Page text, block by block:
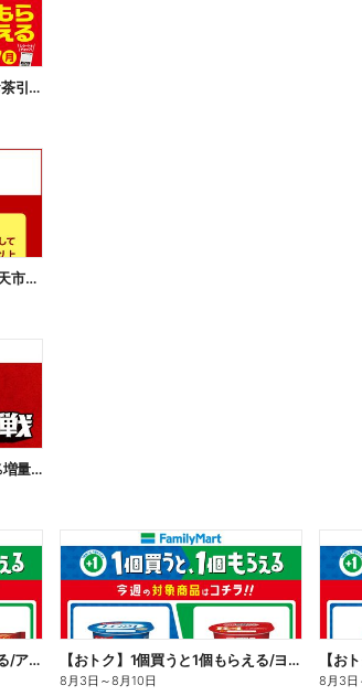
【無料引換券!】焼き麺買うとお茶引換券貰える!
楽天ポイントカード提示で、楽天市場でのお買い物がおトクに!
【おトク】お値段そのまま!45%増量作戦!
【おトク】1個買うと1個もらえる/アイス 【おトク】1個買うと1個もらえる/ヨーグルト
8月3日 ～8月10日
【お
8月3日